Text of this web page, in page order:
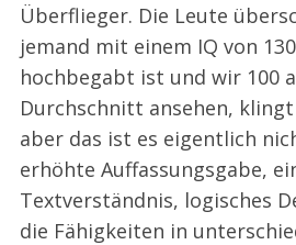
Überflieger. Die Leute
jemand mit einem IQ von
hochbegabt ist und wir 100
Durchschnitt ansehen,
aber das ist es eigentlich
erhöhte Auffassungsgabe,
Textverständnis, logisches
die Fähigkeiten in